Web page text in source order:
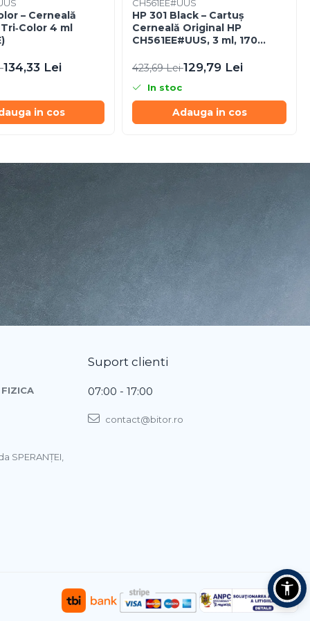
– Cerneală
4 ml
134,33 Lei
in cos
CH561EE#UUS
HP 301 Black – Cartuș
Cerneală Original HP
CH561EE#UUS, 3 ml, 170
423,69 Lei129,79 Lei
In stoc
Adauga in cos
SPERANŢEI,
Suport clienti
07:00 - 17:00
contact@bitor.ro